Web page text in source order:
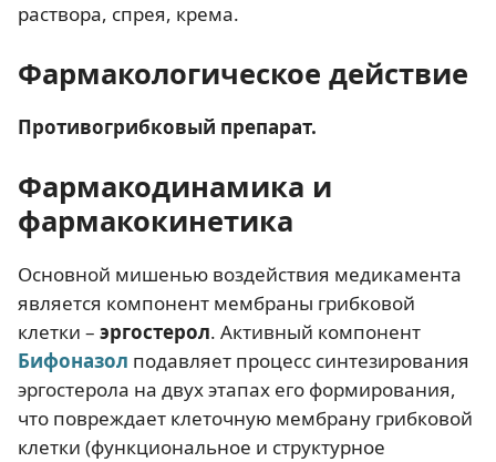
раствора, спрея, крема.
Фармакологическое действие
Противогрибковый препарат.
Фармакодинамика и
фармакокинетика
Основной мишенью воздействия медикамента
является компонент мембраны грибковой
клетки – эргостерол. Активный компонент
Бифоназол подавляет процесс синтезирования
эргостерола на двух этапах его формирования,
что повреждает клеточную мембрану грибковой
клетки (функциональное и структурное